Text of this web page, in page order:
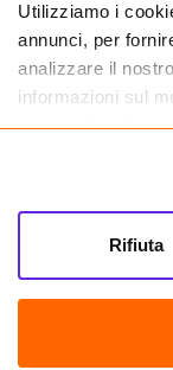
Utilizziamo i
annunci, per
analizzare il
informazioni sul
partner che si
informazioni che
tuo utilizzo dei
Rifiuta
Farma.it S.a.s. P. IVA
CREDITS
Sede legale Via delle